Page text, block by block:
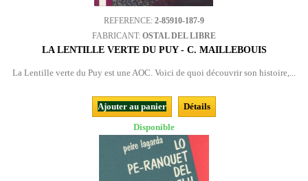
REFERENCE: 2-85910-187-9
FABRICANT: OSTAL DEL LIBRE
LA LENTILLE VERTE DU PUY - C. MAILLEBOUIS
La Lentille verte du Puy est une AOC. Voici de quoi découvrir son histoire,...
Ajouter au panier
Détails
Disponible